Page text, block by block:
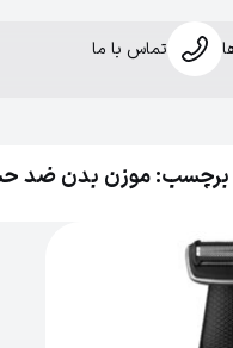
تماس با ما
برچسب: موزن بدن ضد